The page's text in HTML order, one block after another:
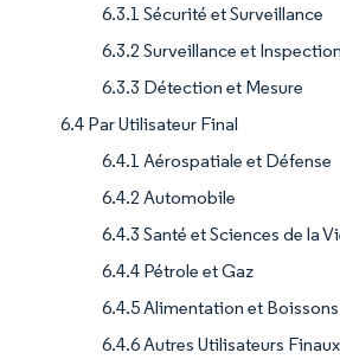
6.3.1 Sécurité et Surveillance
6.3.2 Surveillance et Inspection
6.3.3 Détection et Mesure
6.4 Par Utilisateur Final
6.4.1 Aérospatiale et Défense
6.4.2 Automobile
6.4.3 Santé et Sciences de la
6.4.4 Pétrole et Gaz
6.4.5 Alimentation et Boissons
6.4.6 Autres Utilisateurs Finaux